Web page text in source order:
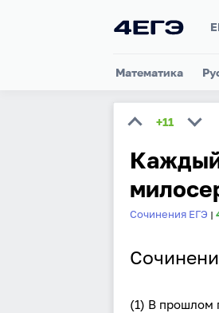
Математика
+11
Каждый
Сочинения ЕГЭ |
(1) В прошлом